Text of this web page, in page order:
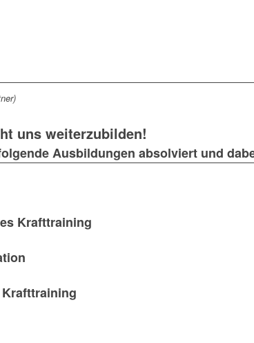
uns weiterzubilden!
Ausbildungen absolviert und
Krafttraining